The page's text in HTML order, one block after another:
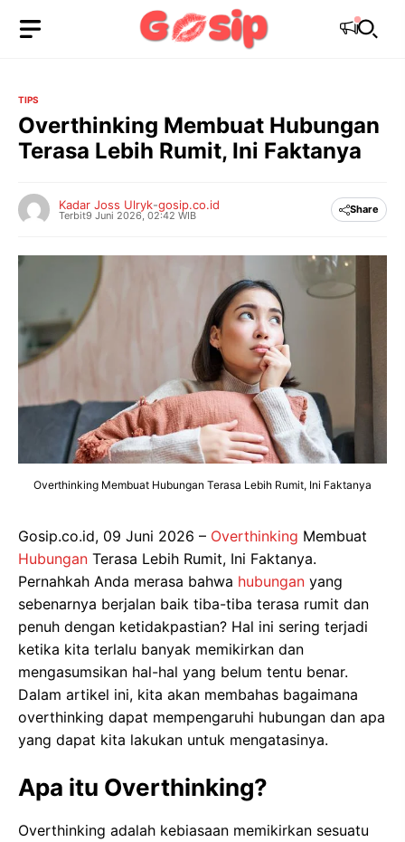
TIPS
Overthinking Membuat Hubungan
Terasa Lebih Rumit, Ini Faktanya
Kadar Joss Ulryk-gosip.co.id
Terbit9 Juni 2026, 02:42 WIB Share
Overthinking Membuat Hubungan Terasa Lebih Rumit, Ini Faktanya
Gosip.co.id, 09 Juni 2026 – Overthinking Membuat
Hubungan Terasa Lebih Rumit, Ini Faktanya.
Pernahkah Anda merasa bahwa hubungan yang
sebenarnya berjalan baik tiba-tiba terasa rumit dan
penuh dengan ketidakpastian? Hal ini sering terjadi
ketika kita terlalu banyak memikirkan dan
mengasumsikan hal-hal yang belum tentu benar.
Dalam artikel ini, kita akan membahas bagaimana
overthinking dapat mempengaruhi hubungan dan apa
yang dapat kita lakukan untuk mengatasinya.
Apa itu Overthinking?
Overthinking adalah kebiasaan memikirkan sesuatu